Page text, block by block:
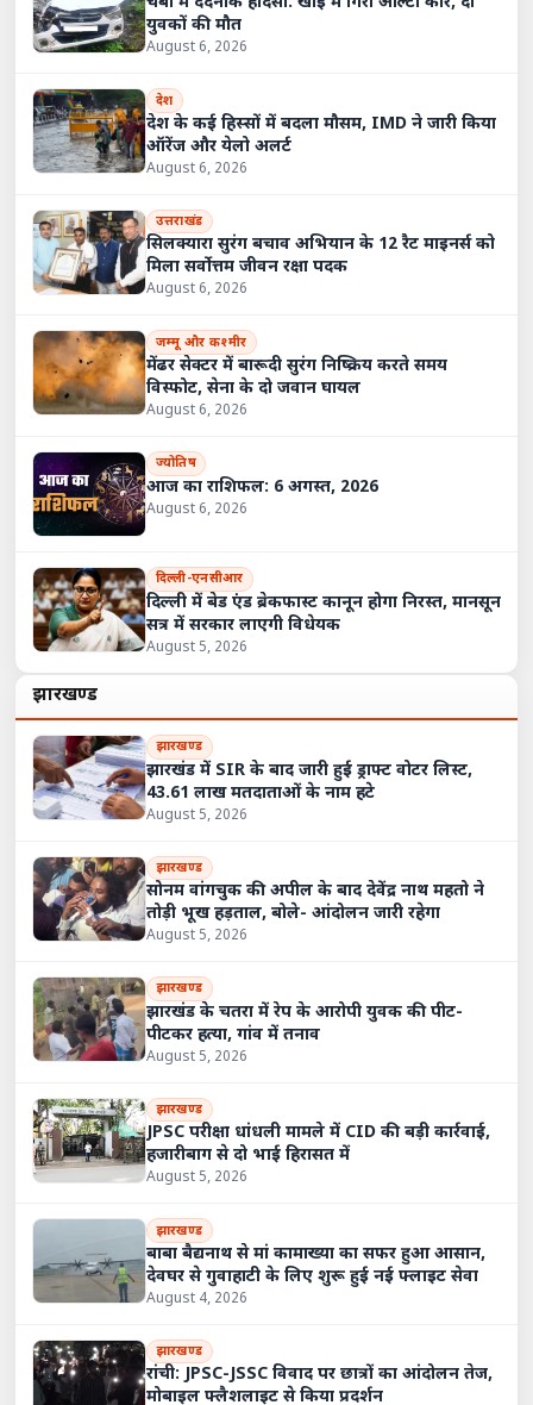
युवकों की मौत
August 6, 2026
देश
देश के कई हिस्सों में बदला मौसम, IMD ने जारी किया
ऑरेंज और येलो अलर्ट
August 6, 2026
उत्तराखंड
सिलक्यारा सुरंग बचाव अभियान के 12 रैट माइनर्स को
मिला सर्वोत्तम जीवन रक्षा पदक
August 6, 2026
जम्मू और कश्मीर
मेंढर सेक्टर में बारूदी सुरंग निष्क्रिय करते समय
विस्फोट, सेना के दो जवान घायल
August 6, 2026
ज्योतिष
आज का राशिफल: 6 अगस्त, 2026
August 6, 2026
दिल्ली-एनसीआर
दिल्ली में बेड एंड ब्रेकफास्ट कानून होगा निरस्त, मानसून
सत्र में सरकार लाएगी विधेयक
August 5, 2026
झारखण्ड
झारखण्ड
झारखंड में SIR के बाद जारी हुई ड्राफ्ट वोटर लिस्ट,
43.61 लाख मतदाताओं के नाम हटे
August 5, 2026
झारखण्ड
सोनम वांगचुक की अपील के बाद देवेंद्र नाथ महतो ने
तोड़ी भूख हड़ताल, बोले- आंदोलन जारी रहेगा
August 5, 2026
झारखण्ड
झारखंड के चतरा में रेप के आरोपी युवक की पीट-
पीटकर हत्या, गांव में तनाव
August 5, 2026
झारखण्ड
JPSC परीक्षा धांधली मामले में CID की बड़ी कार्रवाई,
हजारीबाग से दो भाई हिरासत में
August 5, 2026
झारखण्ड
बाबा बैद्यनाथ से मां कामाख्या का सफर हुआ आसान,
देवघर से गुवाहाटी के लिए शुरू हुई नई फ्लाइट सेवा
August 4, 2026
झारखण्ड
रांची: JPSC-JSSC विवाद पर छात्रों का आंदोलन तेज,
मोबाइल फ्लैशलाइट से किया प्रदर्शन